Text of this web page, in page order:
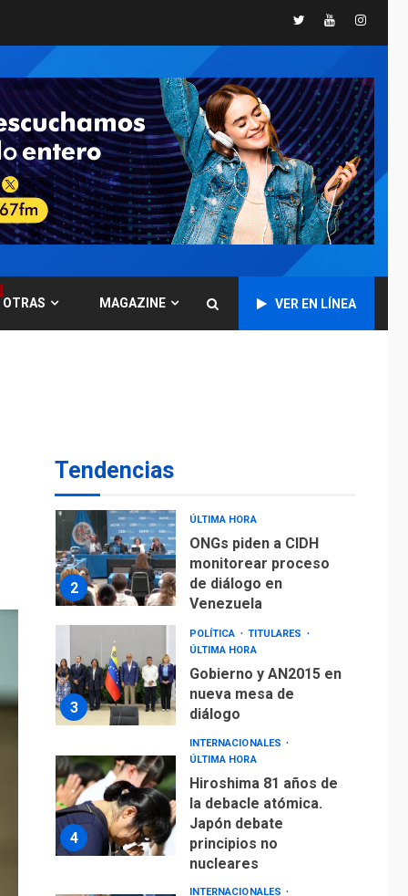
TwitterYoutube
OTRAS MAGAZINE VER EN LÍNEA
Tendencias
6
GUERRA EN EL MUNDO
TITULARES
ÚLTIMA HORA
Ucrania y Rusia
intensifican
ofensivas de largo
alcance
7
LATINOAMÉRICA Y CARIBE
TITULARES
ÚLTIMA HORA
EEUU sanciona a ocho
militares y cinco
entidades cubanas
LATINOAMÉRICA Y CARIBE
2
de diálogo en
Venezuela
POLÍTICA
TITULARES
ÚLTIMA HORA
Gobierno y AN2015 en
nueva mesa de
diálogo
4
INTERNACIONALES
ÚLTIMA HORA
Hiroshima 81 años de
la debacle atómica.
Japón debate
principios no
nucleares
INTERNACIONALES
TITULARES
ÚLTIMA HORA
Trump vuelve intenta
nuevamente limitar